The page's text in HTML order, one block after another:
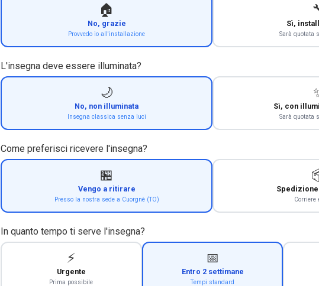
🏠
No, grazie
Provvedo io all'installazione
Sì,
Sarà quotata
L'insegna deve essere illuminata?
🌙
No, non illuminata
Insegna classica senza luci
Sì, con
Sarà quotata
Come preferisci ricevere l'insegna?
🏪
Vengo a ritirare
Presso la nostra sede a Cuorgnè (TO) Corriere
In quanto tempo ti serve l'insegna?
⚡
Urgente
Prima possibile
📅
Entro 2 settimane
Tempi standard